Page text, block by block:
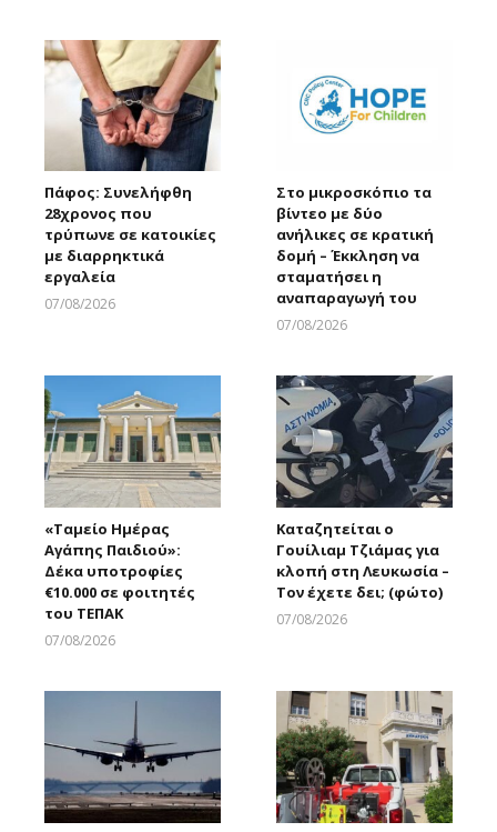
Πάφος: Συνελήφθη
28χρονος που
τρύπωνε σε κατοικίες
με διαρρηκτικά
εργαλεία
07/08/2026
Στο μικροσκόπιο τα
βίντεο με δύο
ανήλικες σε κρατική
δομή – Έκκληση να
σταματήσει η
αναπαραγωγή του
07/08/2026
«Ταμείο Ημέρας
Αγάπης Παιδιού»:
Δέκα υποτροφίες
€10.000 σε φοιτητές
του ΤΕΠΑΚ
07/08/2026
Καταζητείται ο
Γουίλιαμ Τζιάμας για
κλοπή στη Λευκωσία –
Τον έχετε δει; (φώτο)
07/08/2026